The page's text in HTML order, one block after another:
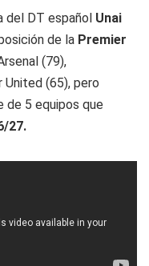
del DT español Unai
de la Premier
(79),
(65), pero
de 5 equipos que
27.